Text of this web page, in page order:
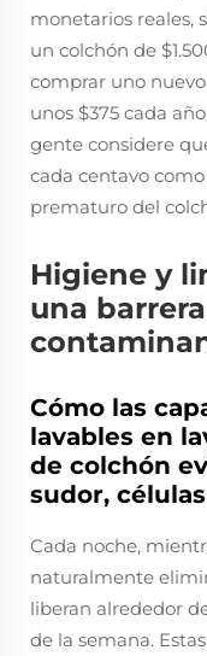
monetarios reales,
un colchón de
comprar uno
unos $375 cada
gente considere
cada centavo
prematuro del
Higiene y
una
Cómo las
lavables en
de colchón
sudor,
Cada noche,
naturalmente
liberan alrededor
de la semana.